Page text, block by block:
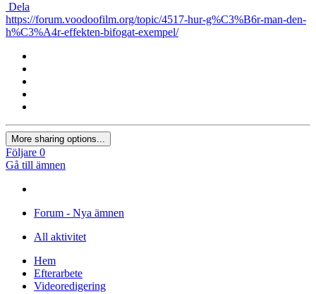
Dela
https://forum.voodoofilm.org/topic/4517-hur-g%C3%B6r-man-den-
h%C3%A4r-effekten-bifogat-exempel/
More sharing options...
Följare 0
Gå till ämnen
Forum - Nya ämnen
All aktivitet
Hem
Efterarbete
Videoredigering